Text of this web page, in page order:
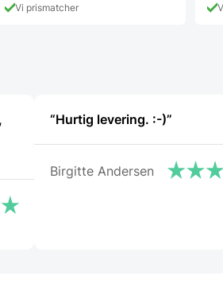
Vi prismatcher
“Hurtig levering. :-)”
Birgitte Andersen